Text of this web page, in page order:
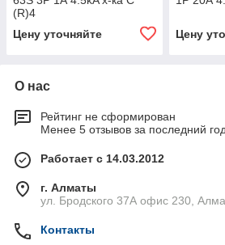
(R)4
Цену уточняйте
Цену
О нас
Рейтинг не сформирован
Менее 5 отзывов за последний
Работает с 14.03.2012
г. Алматы
ул. Бродского 37А офис 230,
Контакты